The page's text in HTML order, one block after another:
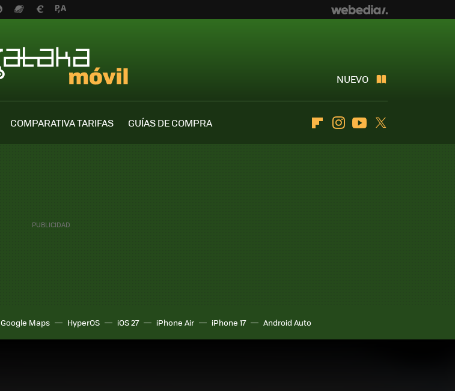
NUEVO
COMPARATIVA TARIFAS
GUÍAS DE COMPRA
FlipboardInstagramYoutube
Google Maps HyperOS iOS 27 iPhone Air iPhone 17 Android Auto